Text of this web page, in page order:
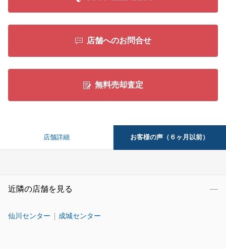
店舗へのお問合せ
無料売却査定
店舗詳細 お客様の声（６ヶ月以前）
近隣の店舗を見る
仙川センター 成城センター